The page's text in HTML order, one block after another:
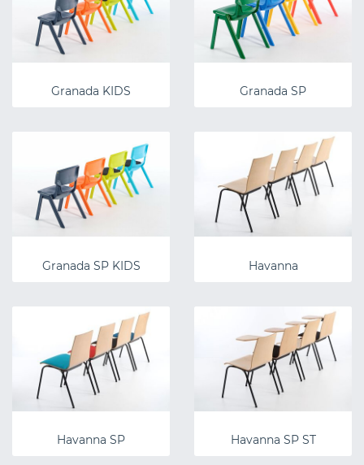
Granada KIDS Granada SP
Granada SP KIDS Havanna
Havanna SP Havanna SP ST